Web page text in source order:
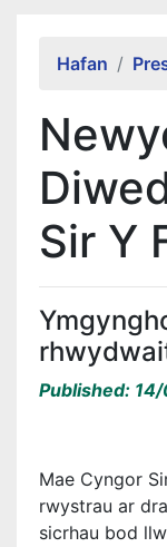
Hafan
Sir Y
Published:
Mae Cyngor
rwystrau ar
sicrhau bod